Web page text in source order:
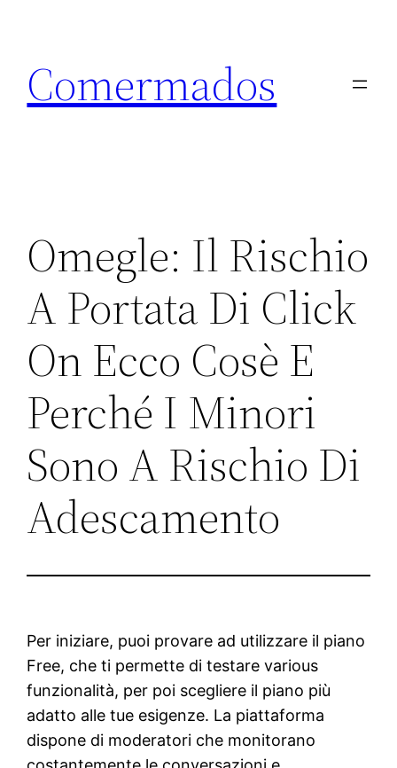
content
Comermados
Omegle: Il Rischio
A Portata Di Click
On Ecco Cosè E
Perché I Minori
Sono A Rischio Di
Adescamento
Per iniziare, puoi provare ad utilizzare il piano
Free, che ti permette di testare various
funzionalità, per poi scegliere il piano più
adatto alle tue esigenze. La piattaforma
dispone di moderatori che monitorano